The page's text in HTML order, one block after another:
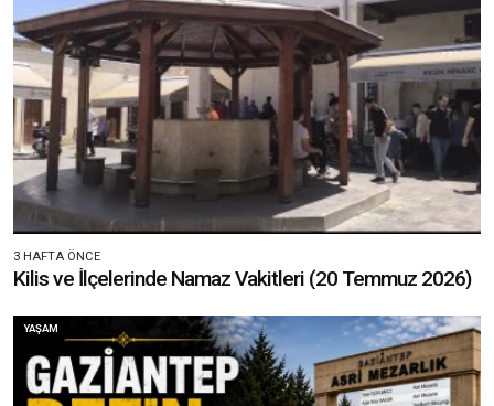
3 HAFTA ÖNCE
Kilis ve İlçelerinde Namaz Vakitleri (20 Temmuz 2026)
YAŞAM